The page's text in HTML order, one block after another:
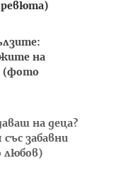
ревюта)
на
(фото
на деца?
забавни
любов)